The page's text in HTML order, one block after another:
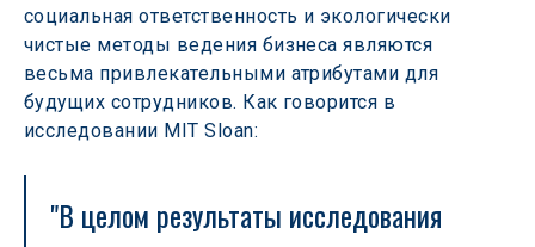
социальная ответственность и экологически
чистые методы ведения бизнеса являются
весьма привлекательными атрибутами для
будущих сотрудников. Как говорится в
исследовании MIT Sloan:
"В целом результаты исследования